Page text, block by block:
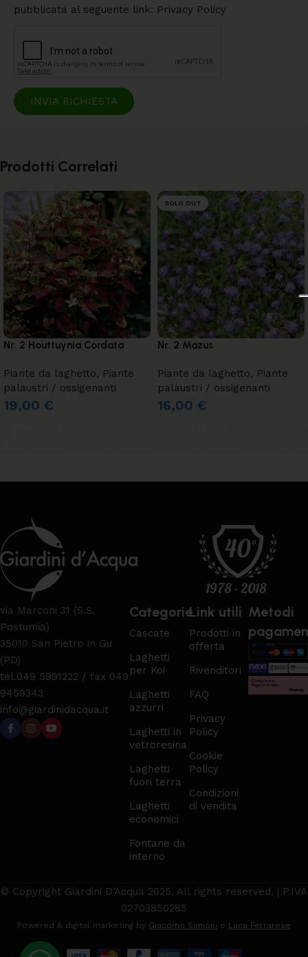
pubblicata al seguente link: Privacy Policy
INVIA RICHIESTA
Prodotti Correlati
Nr. 2 Houttuynia Cordata
Piante da laghetto, Piante
palaustri / ossigenanti
19,00 €
SOLD OUT
Nr. 2 Mazus
Piante da laghetto, Piante
palaustri / ossigenanti
16,00 €
via Marconi 31 (S.S.
Postumia)
35010 San Pietro in Gu
(PD)
tel.049 5991222 / fax 049
9459343
info@giardinidacqua.it
Categorie
Cascate
Laghetti
per Koi
Laghetti
azzurri
Laghetti in
vetroresina
Laghetti
fuori terra
Laghetti
economici
Fontane da
interno
Link utili
Prodotti in
offerta
Rivenditori
FAQ
Privacy
Policy
Cookie
Policy
Condizioni
di vendita
Metodi
© Copyright Giardini D’Acqua 2025. All rights reserved. | P.IVA
02703850285
Powered & digital marketing by Giacomo Simioni e Luca Ferrarese